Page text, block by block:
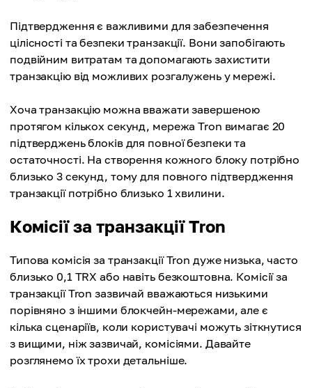
Підтвердження є важливими для забезпечення
цілісності та безпеки транзакції. Вони запобігають
подвійним витратам та допомагають захистити
транзакцію від можливих розгалужень у мережі.
Хоча транзакцію можна вважати завершеною
протягом кількох секунд, мережа Tron вимагає 20
підтверджень блоків для повної безпеки та
остаточності. На створення кожного блоку потрібно
близько 3 секунд, тому для повного підтвердження
транзакції потрібно близько 1 хвилини.
Комісії за транзакції Tron
Типова комісія за транзакції Tron дуже низька, часто
близько 0,1 TRX або навіть безкоштовна. Комісії за
транзакції Tron зазвичай вважаються низькими
порівняно з іншими блокчейн-мережами, але є
кілька сценаріїв, коли користувачі можуть зіткнутися
з вищими, ніж зазвичай, комісіями. Давайте
розглянемо їх трохи детальніше.